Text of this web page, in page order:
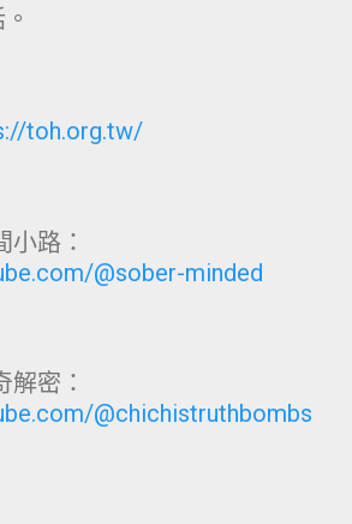
toh.org.tw/
小路：
@sober-minded
解密：
@chichistruthbombs